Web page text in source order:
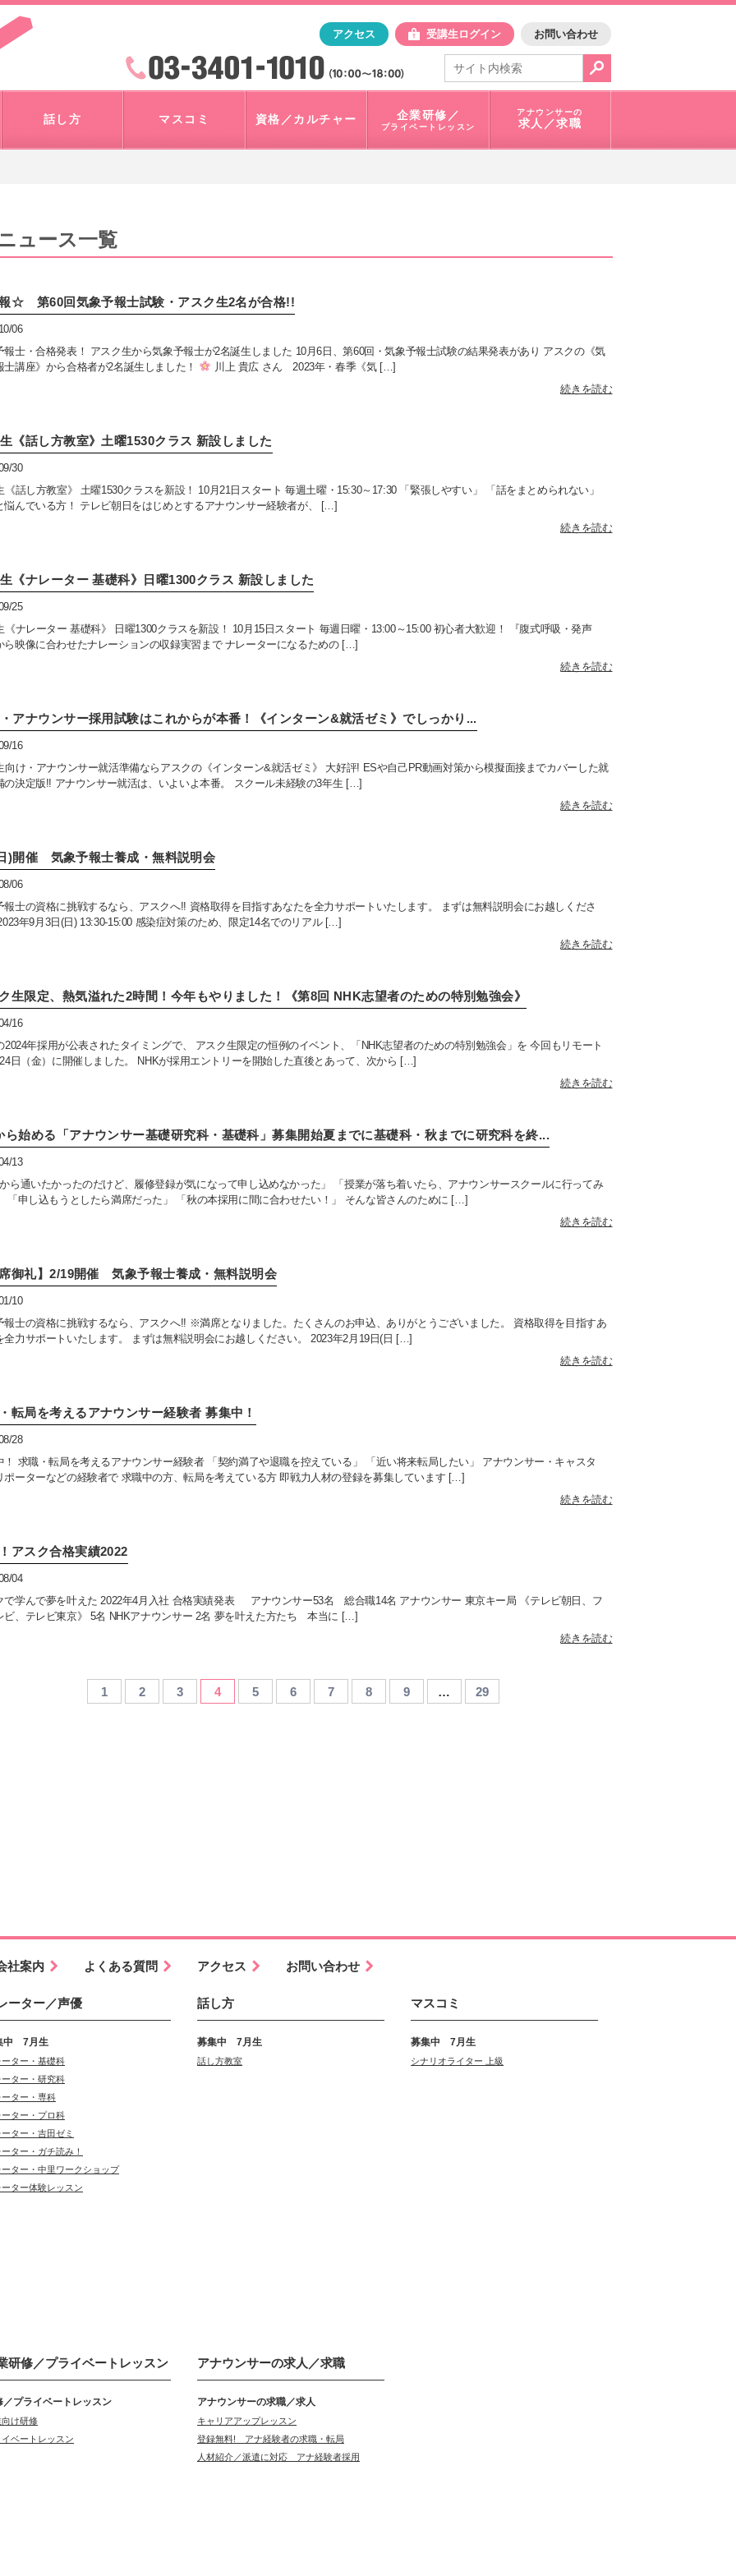
「アナウンサー・マスコミを目指すなら"アスク"」テレビ朝日アスク
アクセス 受講生ログイン お問い合わせ
電話で問合せ：
03-3401-1010
検索
話し方 マスコミ 資格／カルチャー 企業研修／
プライベートレッスン
アナウンサーの
求人／求職
ュース一覧
☆ 第60回気象予報士試験・アスク生2名が合格!!
06
報士・合格発表！ アスク生から気象予報士が2名誕生しました 10月6日、第60回・気象予報士試験の結果発表があり アスクの《気
士講座》から合格者が2名誕生しました！
川上 貴広 さん 2023年・春季《気 […]
続きを読む
《話し方教室》土曜1530クラス 新設しました
30
《話し方教室》 土曜1530クラスを新設！ 10月21日スタート 毎週土曜・15:30～17:30 「緊張しやすい」 「話をまとめられない」
悩んでいる方！ テレビ朝日をはじめとするアナウンサー経験者が、 […]
続きを読む
《ナレーター 基礎科》日曜1300クラス 新設しました
25
《ナレーター 基礎科》 日曜1300クラスを新設！ 10月15日スタート 毎週日曜・13:00～15:00 初心者大歓迎！ 『腹式呼吸・発声
ら映像に合わせたナレーションの収録実習まで ナレーターになるための […]
続きを読む
アナウンサー採用試験はこれからが本番！《インターン&就活ゼミ》でしっかり...
16
向け・アナウンサー就活準備ならアスクの《インターン&就活ゼミ》 大好評! ESや自己PR動画対策から模擬面接までカバーした就
の決定版!! アナウンサー就活は、いよいよ本番。 スクール未経験の3年生 […]
続きを読む
)開催 気象予報士養成・無料説明会
06
報士の資格に挑戦するなら、アスクへ!! 資格取得を目指すあなたを全力サポートいたします。 まずは無料説明会にお越しくださ
年9月3日(日) 13:30-15:00 感染症対策のため、限定14名でのリアル […]
続きを読む
生限定、熱気溢れた2時間！今年もやりました！《第8回 NHK志望者のための特別勉強会》
16
2024年採用が公表されたタイミングで、 アスク生限定の恒例のイベント、「NHK志望者のための特別勉強会」を 今回もリモート
日（金）に開催しました。 NHKが採用エントリーを開始した直後とあって、次から […]
続きを読む
ら始める「アナウンサー基礎研究科・基礎科」募集開始夏までに基礎科・秋までに研究科を終...
13
から通いたかったのだけど、履修登録が気になって申し込めなかった」 「授業が落ち着いたら、アナウンサースクールに行ってみ
「申し込もうとしたら満席だった」 「秋の本採用に間に合わせたい！」 そんな皆さんのために […]
続きを読む
席御礼】2/19開催 気象予報士養成・無料説明会
10
報士の資格に挑戦するなら、アスクへ!! ※満席となりました。たくさんのお申込、ありがとうございました。 資格取得を目指すあ
全力サポートいたします。 まずは無料説明会にお越しください。 2023年2月19日(日 […]
続きを読む
転局を考えるアナウンサー経験者 募集中！
28
！ 求職・転局を考えるアナウンサー経験者 「契約満了や退職を控えている」 「近い将来転局したい」 アナウンサー・キャスタ
ポーターなどの経験者で 求職中の方、転局を考えている方 即戦力人材の登録を募集しています […]
続きを読む
アスク合格実績2022
04
で学んで夢を叶えた 2022年4月入社 合格実績発表 アナウンサー53名 総合職14名 アナウンサー 東京キー局 《テレビ朝日、フ
ビ、テレビ東京》 5名 NHKアナウンサー 2名 夢を叶えた方たち 本当に […]
続きを読む
1 2 3 4 5 6 7 8 9 … 29
社案内 よくある質問 アクセス お問い合わせ
ーター／声優
中 7月生
ーター・基礎科
ーター・研究科
ーター・専科
ーター・プロ科
ター・吉田ゼミ
ター・ガチ読み！
ーター・中里ワークショップ
ター体験レッスン
話し方
募集中 7月生
話し方教室
マスコミ
募集中 7月生
シナリオライター 上級
研修／プライベートレッスン
／プライベートレッスン
向け研修
イベートレッスン
アナウンサーの求人／求職
アナウンサーの求職／求人
キャリアアップレッスン
登録無料! アナ経験者の求職・転局
人材紹介／派遣に対応 アナ経験者採用